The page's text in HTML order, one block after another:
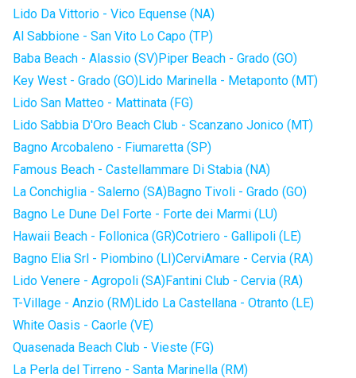
Lido Da Vittorio - Vico Equense (NA)
Al Sabbione - San Vito Lo Capo (TP)
Baba Beach - Alassio (SV)Piper Beach - Grado (GO)
Key West - Grado (GO)Lido Marinella - Metaponto (MT)
Lido San Matteo - Mattinata (FG)
Lido Sabbia D'Oro Beach Club - Scanzano Jonico (MT)
Bagno Arcobaleno - Fiumaretta (SP)
Famous Beach - Castellammare Di Stabia (NA)
La Conchiglia - Salerno (SA)Bagno Tivoli - Grado (GO)
Bagno Le Dune Del Forte - Forte dei Marmi (LU)
Hawaii Beach - Follonica (GR)Cotriero - Gallipoli (LE)
Bagno Elia Srl - Piombino (LI)CerviAmare - Cervia (RA)
Lido Venere - Agropoli (SA)Fantini Club - Cervia (RA)
T-Village - Anzio (RM)Lido La Castellana - Otranto (LE)
White Oasis - Caorle (VE)
Quasenada Beach Club - Vieste (FG)
La Perla del Tirreno - Santa Marinella (RM)